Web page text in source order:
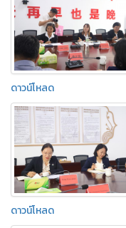
ดาวน์โหลด
ดาวน์โหลด